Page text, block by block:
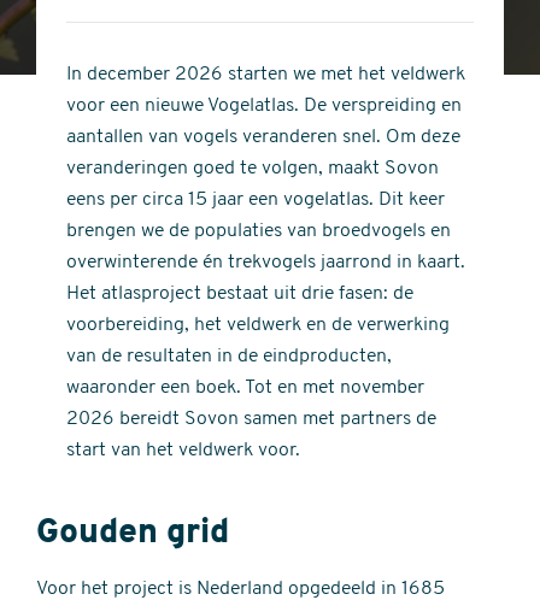
stars
of
stars
In december 2026 starten we met het veldwerk
voor een nieuwe Vogelatlas. De verspreiding en
aantallen van vogels veranderen snel. Om deze
veranderingen goed te volgen, maakt Sovon
eens per circa 15 jaar een vogelatlas. Dit keer
brengen we de populaties van broedvogels en
overwinterende én trekvogels jaarrond in kaart.
Het atlasproject bestaat uit drie fasen: de
voorbereiding, het veldwerk en de verwerking
van de resultaten in de eindproducten,
waaronder een boek. Tot en met november
2026 bereidt Sovon samen met partners de
start van het veldwerk voor.
Gouden grid
Voor het project is Nederland opgedeeld in 1685